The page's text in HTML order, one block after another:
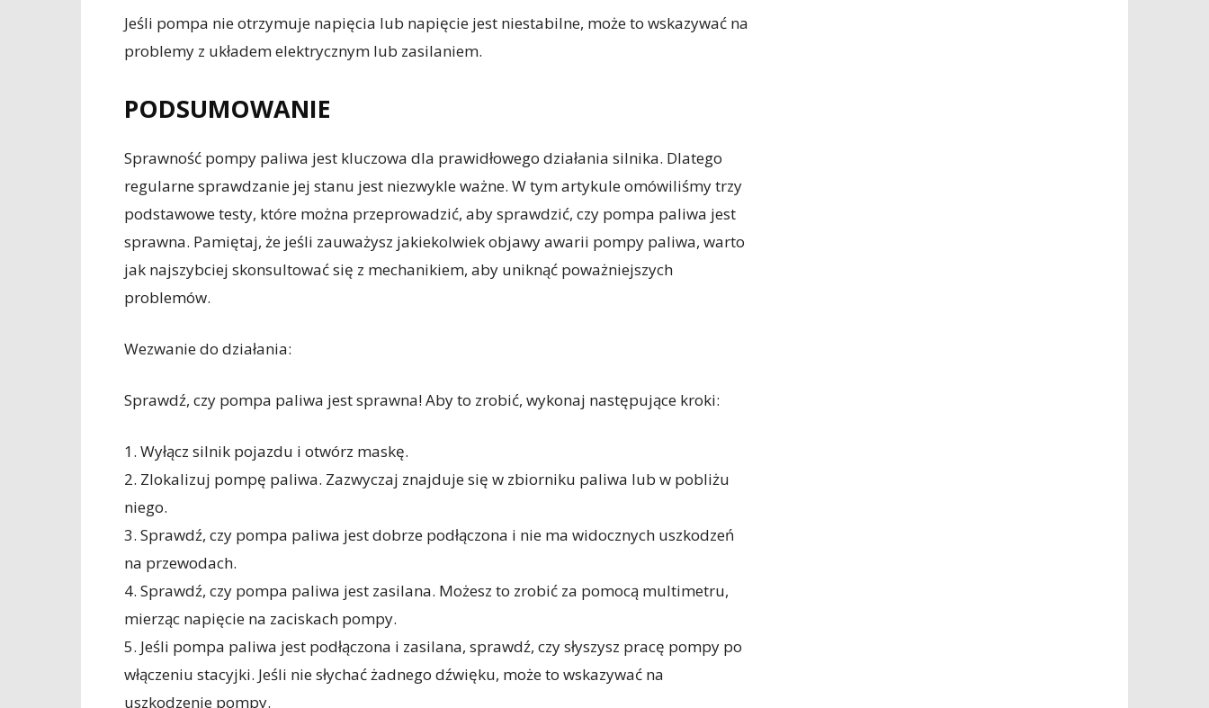
Jeśli pompa nie otrzymuje napięcia lub napięcie jest niestabilne, może to wskazywać na
problemy z układem elektrycznym lub zasilaniem.
PODSUMOWANIE
Sprawność pompy paliwa jest kluczowa dla prawidłowego działania silnika. Dlatego
regularne sprawdzanie jej stanu jest niezwykle ważne. W tym artykule omówiliśmy trzy
podstawowe testy, które można przeprowadzić, aby sprawdzić, czy pompa paliwa jest
sprawna. Pamiętaj, że jeśli zauważysz jakiekolwiek objawy awarii pompy paliwa, warto
jak najszybciej skonsultować się z mechanikiem, aby uniknąć poważniejszych
problemów.
Wezwanie do działania:
Sprawdź, czy pompa paliwa jest sprawna! Aby to zrobić, wykonaj następujące kroki:
1. Wyłącz silnik pojazdu i otwórz maskę.
2. Zlokalizuj pompę paliwa. Zazwyczaj znajduje się w zbiorniku paliwa lub w pobliżu
niego.
3. Sprawdź, czy pompa paliwa jest dobrze podłączona i nie ma widocznych uszkodzeń
na przewodach.
4. Sprawdź, czy pompa paliwa jest zasilana. Możesz to zrobić za pomocą multimetru,
mierząc napięcie na zaciskach pompy.
5. Jeśli pompa paliwa jest podłączona i zasilana, sprawdź, czy słyszysz pracę pompy po
włączeniu stacyjki. Jeśli nie słychać żadnego dźwięku, może to wskazywać na
uszkodzenie pompy.